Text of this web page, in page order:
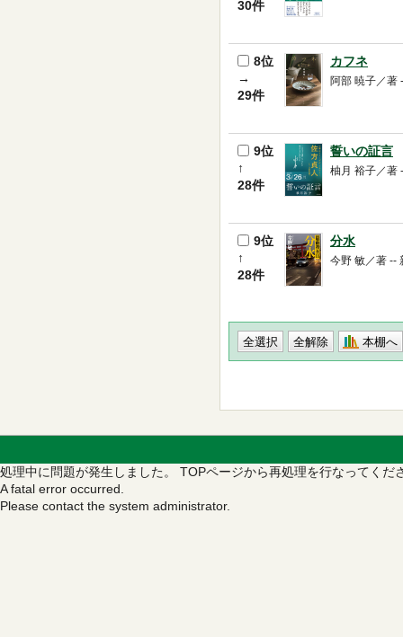
30件
8位
→
29件
カフネ
阿部 暁子／著
9位
↑
28件
誓いの証言
柚月 裕子／著
9位
↑
28件
分水
今野 敏／著 --
本棚へ
処理中に問題が発生しました。 TOPページから再処理を行なってくだ
A fatal error occurred.
Please contact the system administrator.